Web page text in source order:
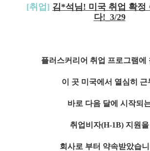
[취업] 김*석님! 미국 취업 확정
다!_3/29
플러스커리어 취업 프로그램에
이 곳 미국에서 열심히 근
바로 다음 달에 시작되
취업비자(H-1B) 지원을
회사로 부터 약속받았습